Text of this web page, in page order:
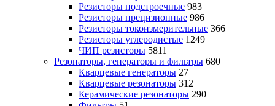
Резисторы подстроечные 983
Резисторы прецизионные 986
Резисторы токоизмерительные 366
Резисторы углеродистые 1249
ЧИП резисторы 5811
Резонаторы, генераторы и фильтры 680
Кварцевые генераторы 27
Кварцевые резонаторы 312
Керамические резонаторы 290